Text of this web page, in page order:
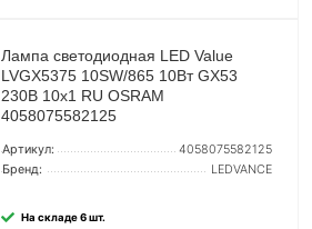
Лампа светодиодная LED Value
LVGX5375 10SW/865 10Вт GX53
230В 10х1 RU OSRAM
4058075582125
Артикул:
4058075582125
Бренд:
LEDVANCE
На складе 6 шт.